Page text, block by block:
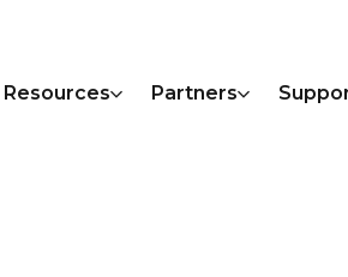
Resources Partners